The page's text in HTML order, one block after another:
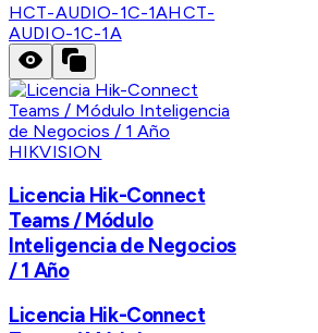
HCT-AUDIO-1C-1AHCT-
AUDIO-1C-1A
HIKVISION
Licencia Hik-Connect
Teams / Módulo
Inteligencia de Negocios
/ 1 Año
Licencia Hik-Connect